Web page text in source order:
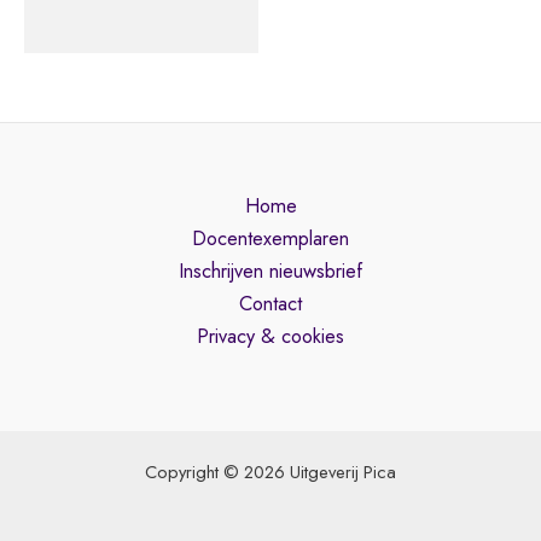
Home
Docentexemplaren
Inschrijven nieuwsbrief
Contact
Privacy & cookies
Copyright © 2026 Uitgeverij Pica